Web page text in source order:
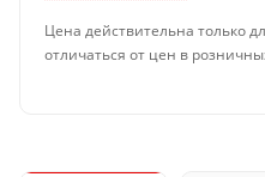
Цена действительна только
отличаться от цен в